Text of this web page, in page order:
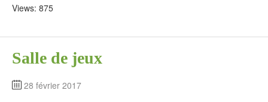
Views: 875
Salle de jeux
28 février 2017